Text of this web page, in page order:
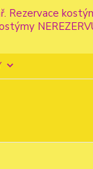
Rezervace